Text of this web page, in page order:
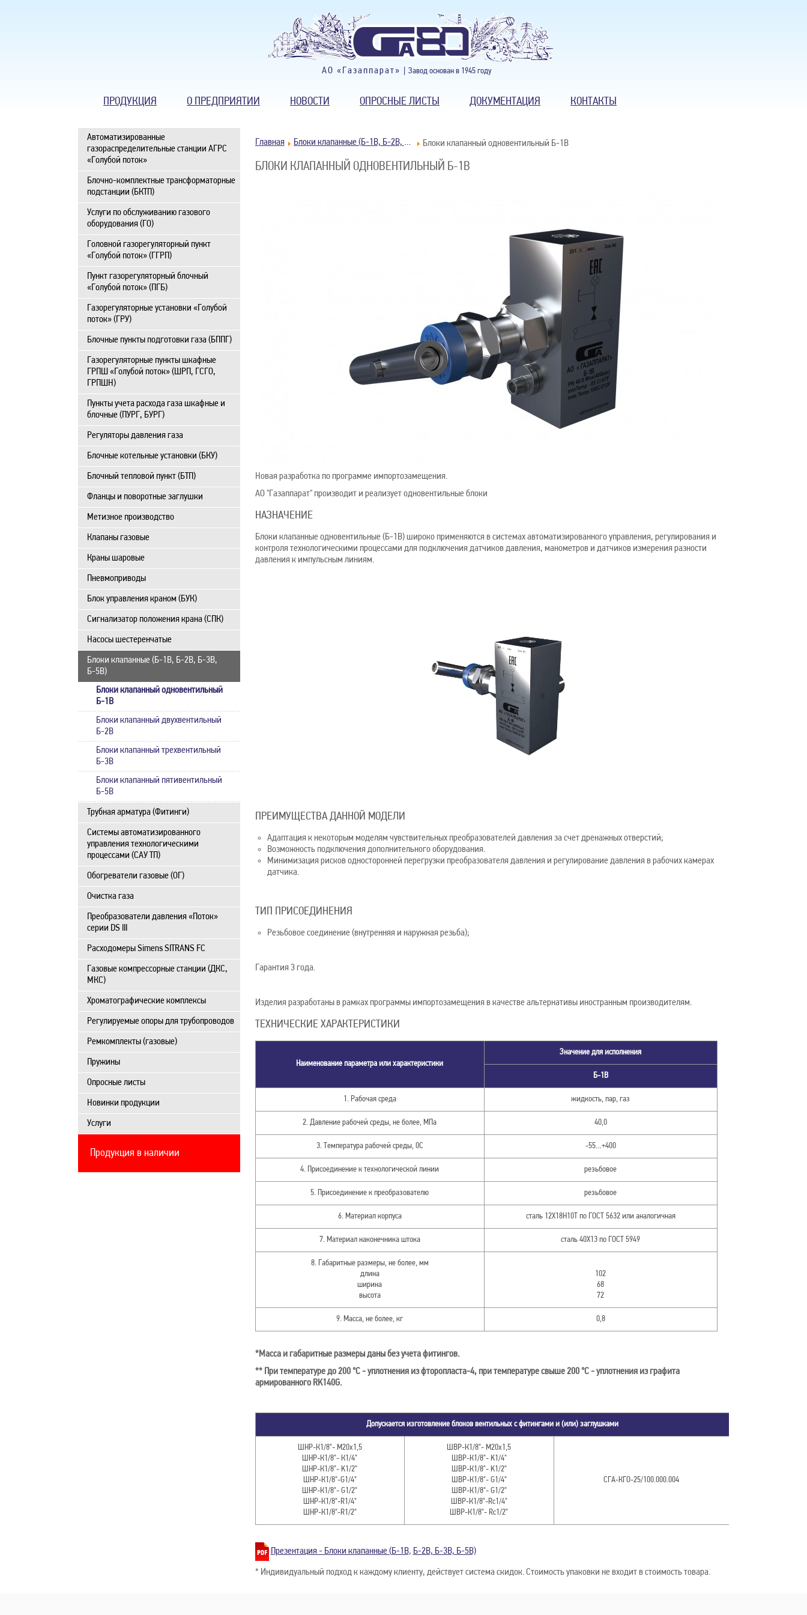
АО «Газаппарат» | Завод основан в 1945 году
ПРОДУКЦИЯ О ПРЕДПРИЯТИИ НОВОСТИ ОПРОСНЫЕ ЛИСТЫ ДОКУМЕНТАЦИЯ КОНТАКТЫ
Автоматизированные
газораспределительные станции АГРС
«Голубой поток»
Блочно-комплектные трансформаторные
подстанции (БКТП)
Услуги по обслуживанию газового
оборудования (ГО)
Головной газорегуляторный пункт
«Голубой поток» (ГГРП)
Пункт газорегуляторный блочный
«Голубой поток» (ПГБ)
Газорегуляторные установки «Голубой
поток» (ГРУ)
Блочные пункты подготовки газа (БППГ)
Газорегуляторные пункты шкафные
ГРПШ «Голубой поток» (ШРП, ГСГО,
ГРПШН)
Пункты учета расхода газа шкафные и
блочные (ПУРГ, БУРГ)
Регуляторы давления газа
Блочные котельные установки (БКУ)
Блочный тепловой пункт (БТП)
Фланцы и поворотные заглушки
Метизное производство
Клапаны газовые
Краны шаровые
Пневмоприводы
Блок управления краном (БУК)
Сигнализатор положения крана (СПК)
Насосы шестеренчатые
Блоки клапанные (Б-1В, Б-2В, Б-3В,
Б-5В)
Блоки клапанный одновентильный
Б-1В
Блоки клапанный двухвентильный
Б-2В
Блоки клапанный трехвентильный
Б-3В
Блоки клапанный пятивентильный
Б-5В
Трубная арматура (Фитинги)
Системы автоматизированного
управления технологическими
процессами (САУ ТП)
Обогреватели газовые (ОГ)
Очистка газа
Преобразователи давления «Поток»
серии DS III
Расходомеры Simens SITRANS FC
Газовые компрессорные станции (ДКС,
МКС)
Хроматографические комплексы
Регулируемые опоры для трубопроводов
Ремкомплекты (газовые)
Пружины
Опросные листы
Новинки продукции
Услуги
Продукция в наличии
Главная Блоки клапанные (Б-1В, Б-2В, Б-3В, Б-5В) Блоки клапанный одновентильный Б-1В
БЛОКИ КЛАПАННЫЙ ОДНОВЕНТИЛЬНЫЙ Б-1В
Новая разработка по программе импортозамещения.
АО "Газаппарат" производит и реализует одновентильные блоки
НАЗНАЧЕНИЕ
Блоки клапанные одновентильные (Б-1В) широко применяются в системах автоматизированного управления, регулирования и
контроля технологическими процессами для подключения датчиков давления, манометров и датчиков измерения разности
давления к импульсным линиям.
ПРЕИМУЩЕСТВА ДАННОЙ МОДЕЛИ
Адаптация к некоторым моделям чувствительных преобразователей давления за счет дренажных отверстий;
Возможность подключения дополнительного оборудования.
Минимизация рисков односторонней перегрузки преобразователя давления и регулирование давления в рабочих камерах
датчика.
ТИП ПРИСОЕДИНЕНИЯ
Резьбовое соединение (внутренняя и наружная резьба);
Гарантия 3 года.
Изделия разработаны в рамках программы импортозамещения в качестве альтернативы иностранным производителям.
ТЕХНИЧЕСКИЕ ХАРАКТЕРИСТИКИ
Наименование параметра или характеристики
Значение для исполнения
Б-1В
1. Рабочая среда жидкость, пар, газ
2. Давление рабочей среды, не более, МПа 40,0
3. Температура рабочей среды, 0С -55…+400
4. Присоединение к технологической линии резьбовое
5. Присоединение к преобразователю резьбовое
6. Материал корпуса сталь 12Х18Н10Т по ГОСТ 5632 или аналогичная
7. Материал наконечника штока сталь 40Х13 по ГОСТ 5949
8. Габаритные размеры, не более, мм
длина
ширина
высота
102
68
72
9. Масса, не более, кг 0,8
*Масса и габаритные размеры даны без учета фитингов.
** При температуре до 200 °С - уплотнения из фторопласта-4, при температуре свыше 200 °С - уплотнения из графита
армированного RK140G.
Допускается изготовление блоков вентильных с фитингами и (или) заглушками
ШНР-К1/8"- М20х1,5
ШНР-К1/8"- К1/4"
ШНР-К1/8"- K1/2"
ШНР-К1/8"-G1/4"
ШНР-К1/8"- G1/2"
ШНР-К1/8"-R1/4"
ШНР-К1/8"-R1/2"
ШBР-К1/8"- M20x1,5
ШBР-К1/8"- K1/4"
ШBР-К1/8"- K1/2"
ШBР-К1/8"- G1/4"
ШBР-К1/8"- G1/2"
ШBР-К1/8"-Rc1/4"
ШBР-К1/8"- Rc1/2"
СГА-КГО-25/100.000.004
Презентация - Блоки клапанные (Б-1В, Б-2В, Б-3В, Б-5В)
* Индивидуальный подход к каждому клиенту, действует система скидок. Стоимость упаковки не входит в стоимость товара.